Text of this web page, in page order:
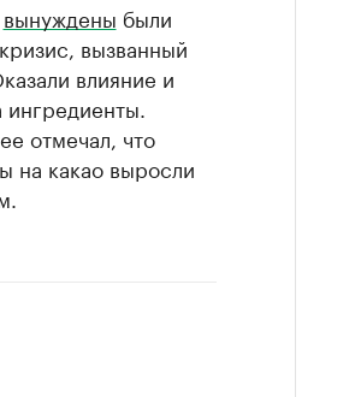
вынуждены были
вызванный
влияние и
отмечал, что
на какао выросли